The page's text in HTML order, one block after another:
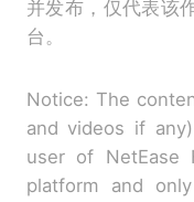
并发布，仅代表该
台。
Notice: The
and videos if
user of NetEase
platform and